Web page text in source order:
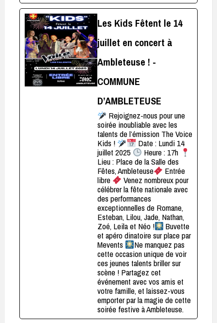
Les Kids Fêtent le 14
juillet en concert à
Ambleteuse ! -
COMMUNE
D’AMBLETEUSE
Rejoignez-nous pour une
soirée inoubliable avec les
talents de l’émission The Voice
Kids !
Date : Lundi 14
juillet 2025
Heure : 17h
Lieu : Place de la Salle des
Fêtes, Ambleteuse
Entrée
libre
Venez nombreux pour
célébrer la fête nationale avec
des performances
exceptionnelles de Romane,
Esteban, Lilou, Jade, Nathan,
Zoé, Leila et Néo !
Buvette
et apéro dinatoire sur place par
Mevents
Ne manquez pas
cette occasion unique de voir
ces jeunes talents briller sur
scène ! Partagez cet
événement avec vos amis et
votre famille, et laissez-vous
emporter par la magie de cette
soirée festive à Ambleteuse.